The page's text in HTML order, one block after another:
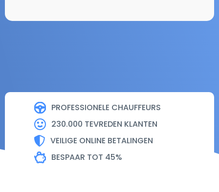
PROFESSIONELE CHAUFFEURS
230.000 TEVREDEN KLANTEN
VEILIGE ONLINE BETALINGEN
BESPAAR TOT 45%